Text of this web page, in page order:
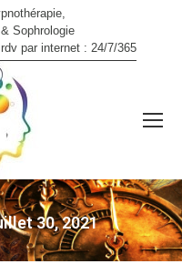
Sophrologie
par internet : 24/7/365
30, 2021
êtes ici :